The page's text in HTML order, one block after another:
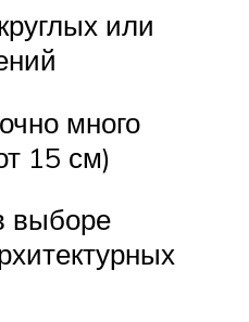
или
много
15 см)
выборе